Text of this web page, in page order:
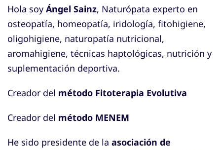
Hola soy Ángel Sainz, Naturópata experto en
osteopatía, homeopatía, iridología, fitohigiene,
oligohigiene, naturopatía nutricional,
aromahigiene, técnicas haptológicas, nutrición y
suplementación deportiva.
Creador del método Fitoterapia Evolutiva
Creador del método MENEM
He sido presidente de la asociación de